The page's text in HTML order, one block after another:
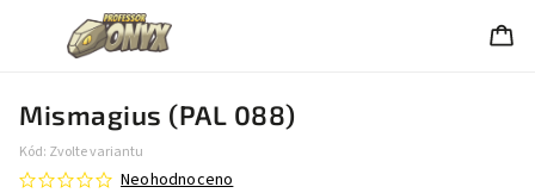
Mismagius (PAL 088)
Kód: Zvolte variantu
Neohodnoceno